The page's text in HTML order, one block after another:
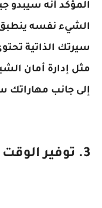
المؤكد أنه سيبدو
الشيء نفسه ينطبق
سيرتك الذاتية
مثل إدارة أمان
إلى جانب مهاراتك
3. توفير الوقت و الجهد